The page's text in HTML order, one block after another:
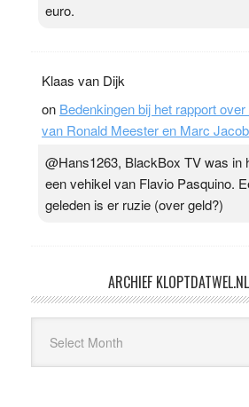
euro.
Klaas van Dijk
on Bedenkingen bij het rapport
van Ronald Meester en Marc
@Hans1263, BlackBox TV was in
een vehikel van Flavio Pasquino.
geleden is er ruzie (over geld?)
ARCHIEF KLOPTDATWEL.NL
Kloptdatwel.nl